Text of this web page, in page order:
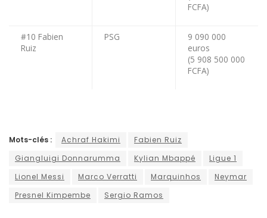
FCFA)
#10 Fabien
Ruiz
PSG
9 090 000
euros
(5 908 500 000
FCFA)
Mots-clés : Achraf Hakimi
Fabien Ruiz
Giangluigi Donnarumma
Kylian Mbappé
Ligue 1
Lionel Messi
Marco Verratti Marquinhos
Neymar
Presnel Kimpembe
Sergio Ramos